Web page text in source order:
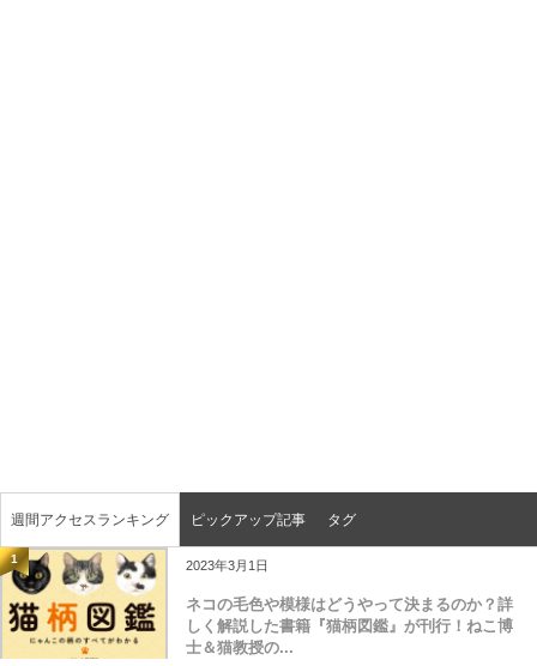
週間アクセスランキング ピックアップ記事 タグ
1 2023年3月1日
ネコの毛色や模様はどうやって決まるのか？詳
しく解説した書籍『猫柄図鑑』が刊行！ねこ博
士＆猫教授の...